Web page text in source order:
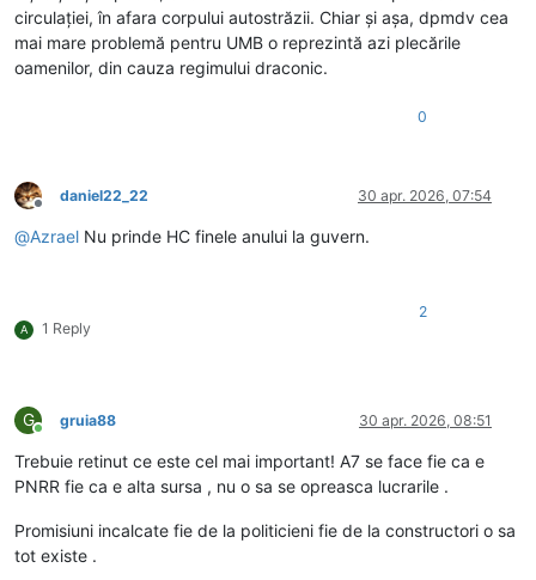
circulației, în afara corpului autostrăzii. Chiar și așa, dpmdv cea
mai mare problemă pentru UMB o reprezintă azi plecările
oamenilor, din cauza regimului draconic.
0
Deconectat
daniel22_22 30 apr. 2026, 07:54
@Azrael Nu prinde HC finele anului la guvern.
A 1 Reply
2
G
Conectat
gruia88 30 apr. 2026, 08:51
Trebuie retinut ce este cel mai important! A7 se face fie ca e
PNRR fie ca e alta sursa , nu o sa se opreasca lucrarile .
Promisiuni incalcate fie de la politicieni fie de la constructori o sa
tot existe .